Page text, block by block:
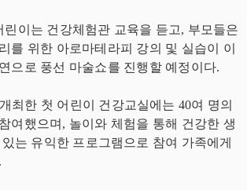
린이는 건강체험관 교육을 듣고, 부모들은
를 위한 아로마테라피 강의 및 실습이 이
으로 풍선 마술쇼를 진행할 예정이다.
최한 첫 어린이 건강교실에는 40여 명의
여했으며, 놀이와 체험을 통해 건강한 생
는 유익한 프로그램으로 참여 가족에게